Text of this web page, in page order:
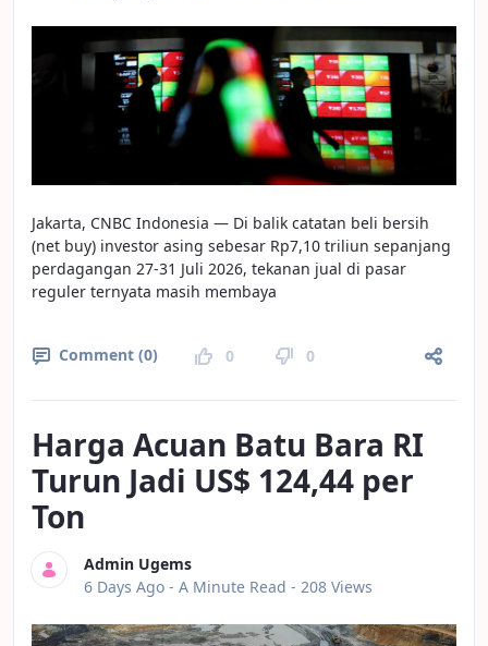
Jakarta, CNBC Indonesia — Di balik catatan beli bersih
(net buy) investor asing sebesar Rp7,10 triliun sepanjang
perdagangan 27-31 Juli 2026, tekanan jual di pasar
reguler ternyata masih membaya
Comment (0) 0 0
Harga Acuan Batu Bara RI
Turun Jadi US$ 124,44 per
Ton
Admin Ugems
Published Date
6 Days Ago - A Minute Read - 208 Views